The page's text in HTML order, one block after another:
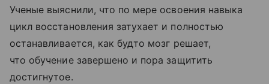
Ученые выяснили, что по мере освоения навыка
цикл восстановления затухает и полностью
останавливается, как будто мозг решает,
что обучение завершено и пора защитить
достигнутое.